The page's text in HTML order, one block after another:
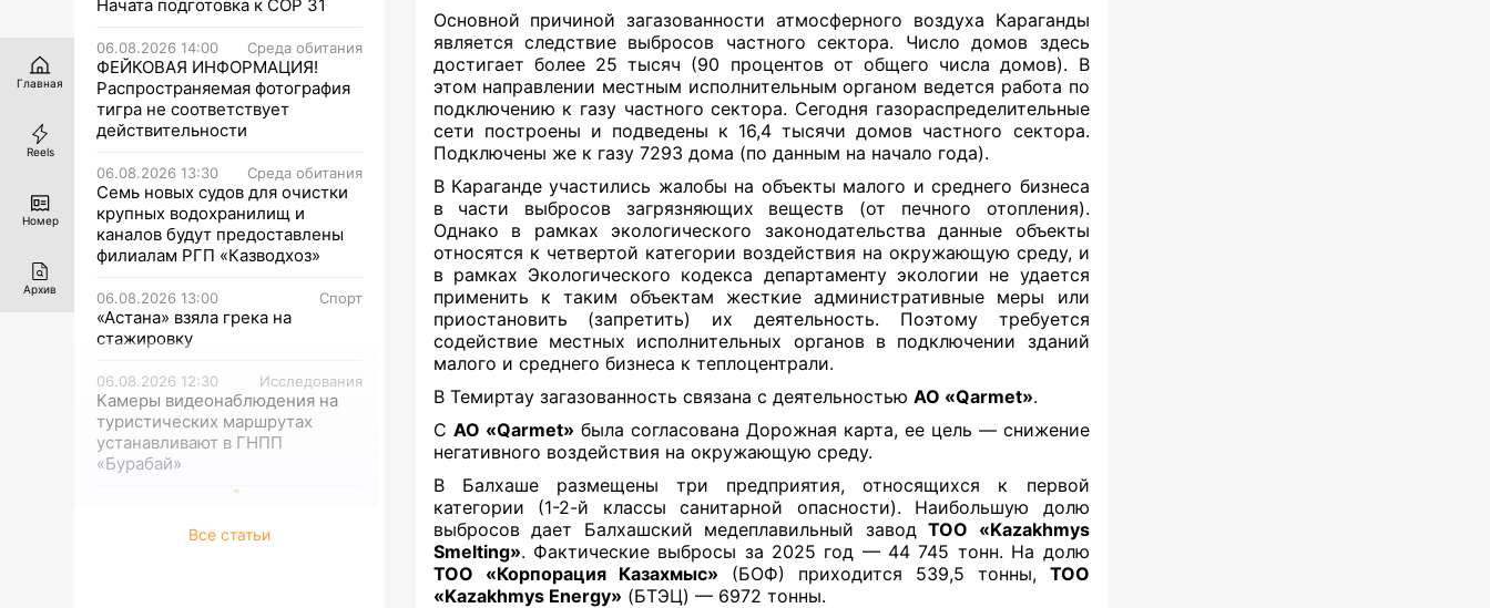
Начата подготовка к СОР 31
06.08.2026 14:00 Среда обитания
ФЕЙКОВАЯ ИНФОРМАЦИЯ!
Распространяемая фотография
тигра не соответствует
действительности
06.08.2026 13:30 Среда обитания
Семь новых судов для очистки
крупных водохранилищ и
каналов будут предоставлены
филиалам РГП «Казводхоз»
06.08.2026 13:00 Спорт
«Астана» взяла грека на
стажировку
06.08.2026 12:30 Исследования
Камеры видеонаблюдения на
туристических маршрутах
устанавливают в ГНПП
«Бурабай»
Все статьи
Основной причиной загазованности атмосферного воздуха Караганды
является следствие выбросов частного сектора. Число домов здесь
достигает более 25 тысяч (90 процентов от общего числа домов). В
этом направлении местным исполнительным органом ведется работа по
подключению к газу частного сектора. Сегодня газораспределительные
сети построены и подведены к 16,4 тысячи домов частного сектора.
Подключены же к газу 7293 дома (по данным на начало года).
В Караганде участились жалобы на объекты малого и среднего бизнеса
в части выбросов загрязняющих веществ (от печного отопления).
Однако в рамках экологического законодательства данные объекты
относятся к четвертой категории воздействия на окружающую среду, и
в рамках Экологического кодекса департаменту экологии не удается
применить к таким объектам жесткие административные меры или
приостановить (запретить) их деятельность. Поэтому требуется
содействие местных исполнительных органов в подключении зданий
малого и среднего бизнеса к теплоцентрали.
В Темиртау загазованность связана с деятельностью АО «Qarmet».
С АО «Qarmet» была согласована Дорожная карта, ее цель — снижение
негативного воздействия на окружающую среду.
В Балхаше размещены три предприятия, относящихся к первой
категории (1-2-й классы санитарной опасности). Наибольшую долю
выбросов дает Балхашский медеплавильный заводТОО «Kazakhmys
Smelting». Фактические выбросы за 2025 год — 44 745 тонн. На долю
ТОО «Корпорация Казахмыс» (БОФ) приходится 539,5 тонны, ТОО
«Kazakhmys Energy» (БТЭЦ) — 6972 тонны.
Главная
Reels
Номер
Архив